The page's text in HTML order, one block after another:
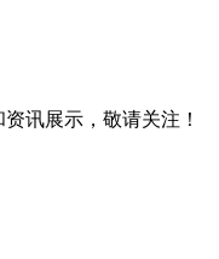
讯展示，敬请关注！